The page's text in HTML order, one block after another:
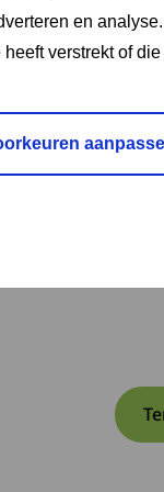
en
verstrekt of
in een nieuw